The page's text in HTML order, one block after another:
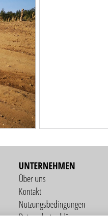
UNTERNEHMEN
Über uns
Kontakt
Nutzungsbedingungen